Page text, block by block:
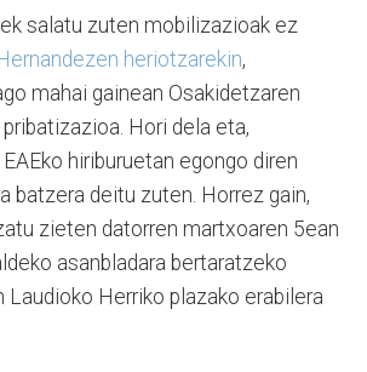
salatu zuten mobilizazioak ez
heriotzarekin,
mahai gainean Osakidetzaren
Hori dela eta,
hiriburuetan egongo diren
batzera deitu zuten. Horrez gain,
zieten datorren martxoaren 5ean
asanbladara bertaratzeko
Laudioko Herriko plazako erabilera